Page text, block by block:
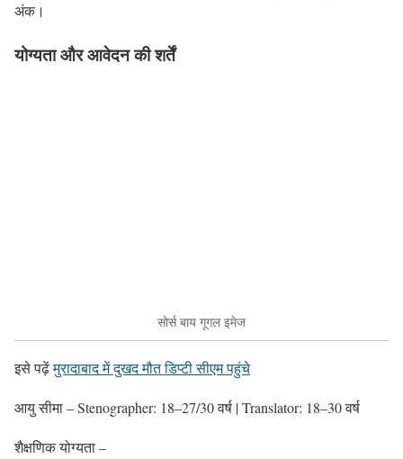
अंक।
योग्यता और आवेदन की शर्तें
सोर्स बाय गूगल इमेज
इसे पढ़ेंमुरादाबाद में दुखद मौत डिप्टी सीएम पहुंचे
आयु सीमा – Stenographer: 18–27/30 वर्ष | Translator: 18–30 वर्ष
शैक्षणिक योग्यता –